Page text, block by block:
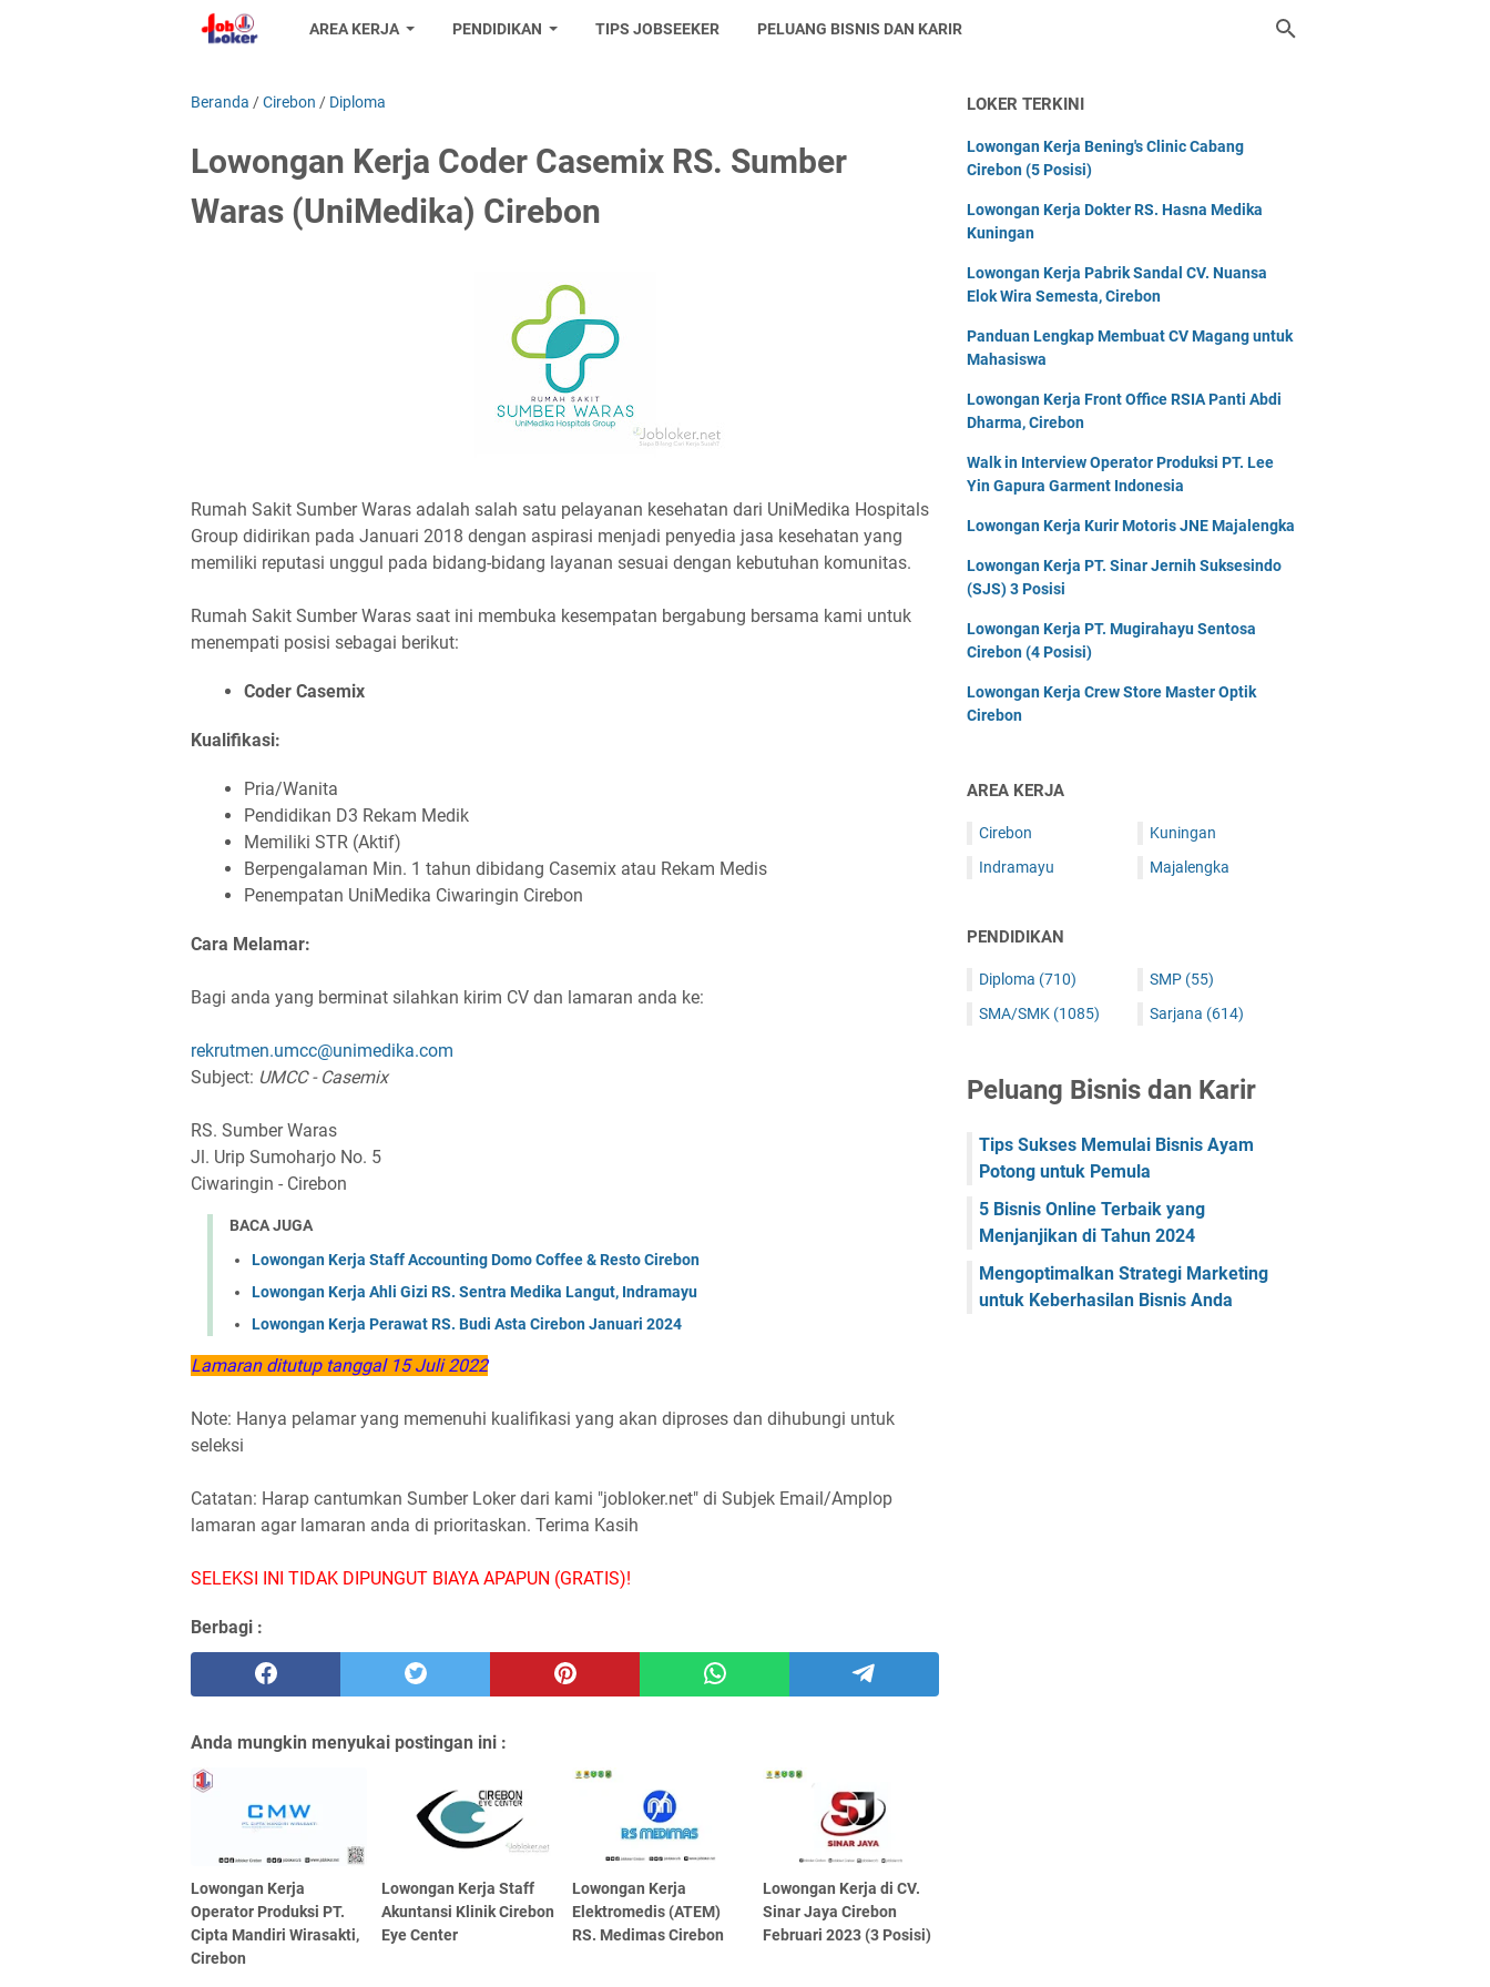
AREA KERJA PENDIDIKAN TIPS JOBSEEKER PELUANG BISNIS DAN KARIR
Beranda /Cirebon / Diploma
Lowongan Kerja Coder Casemix RS. Sumber
Waras (UniMedika) Cirebon
Rumah Sakit Sumber Waras adalah salah satu pelayanan kesehatan dari UniMedika Hospitals
Group didirikan pada Januari 2018 dengan aspirasi menjadi penyedia jasa kesehatan yang
memiliki reputasi unggul pada bidang-bidang layanan sesuai dengan kebutuhan komunitas.
Rumah Sakit Sumber Waras saat ini membuka kesempatan bergabung bersama kami untuk
menempati posisi sebagai berikut:
Coder Casemix
Kualifikasi:
Pria/Wanita
Pendidikan D3 Rekam Medik
Memiliki STR (Aktif)
Berpengalaman Min. 1 tahun dibidang Casemix atau Rekam Medis
Penempatan UniMedika Ciwaringin Cirebon
Cara Melamar:
Bagi anda yang berminat silahkan kirim CV dan lamaran anda ke:
rekrutmen.umcc@unimedika.com
Subject: UMCC - Casemix
RS. Sumber Waras
Jl. Urip Sumoharjo No. 5
Ciwaringin - Cirebon
BACA JUGA
Lowongan Kerja Staff Accounting Domo Coffee & Resto Cirebon
Lowongan Kerja Ahli Gizi RS. Sentra Medika Langut, Indramayu
Lowongan Kerja Perawat RS. Budi Asta Cirebon Januari 2024
Lamaran ditutup tanggal 15 Juli 2022
Note: Hanya pelamar yang memenuhi kualifikasi yang akan diproses dan dihubungi untuk
seleksi
Catatan: Harap cantumkan Sumber Loker dari kami "jobloker.net" di Subjek Email/Amplop
lamaran agar lamaran anda di prioritaskan. Terima Kasih
SELEKSI INI TIDAK DIPUNGUT BIAYA APAPUN (GRATIS)!
Berbagi :
Anda mungkin menyukai postingan ini :
Lowongan Kerja
Operator Produksi PT.
Cipta Mandiri Wirasakti,
Cirebon
Lowongan Kerja Staff
Akuntansi Klinik Cirebon
Eye Center
Lowongan Kerja
Elektromedis (ATEM)
RS. Medimas Cirebon
Lowongan Kerja di CV.
Sinar Jaya Cirebon
Februari 2023 (3 Posisi)
LOKER TERKINI
Lowongan Kerja Bening's Clinic Cabang
Cirebon (5 Posisi)
Lowongan Kerja Dokter RS. Hasna Medika
Kuningan
Lowongan Kerja Pabrik Sandal CV. Nuansa
Elok Wira Semesta, Cirebon
Panduan Lengkap Membuat CV Magang untuk
Mahasiswa
Lowongan Kerja Front Office RSIA Panti Abdi
Dharma, Cirebon
Walk in Interview Operator Produksi PT. Lee
Yin Gapura Garment Indonesia
Lowongan Kerja Kurir Motoris JNE Majalengka
Lowongan Kerja PT. Sinar Jernih Suksesindo
(SJS) 3 Posisi
Lowongan Kerja PT. Mugirahayu Sentosa
Cirebon (4 Posisi)
Lowongan Kerja Crew Store Master Optik
Cirebon
AREA KERJA
Cirebon
Indramayu
Kuningan
Majalengka
PENDIDIKAN
Diploma (710)
SMA/SMK (1085)
SMP (55)
Sarjana (614)
Peluang Bisnis dan Karir
Tips Sukses Memulai Bisnis Ayam
Potong untuk Pemula
5 Bisnis Online Terbaik yang
Menjanjikan di Tahun 2024
Mengoptimalkan Strategi Marketing
untuk Keberhasilan Bisnis Anda